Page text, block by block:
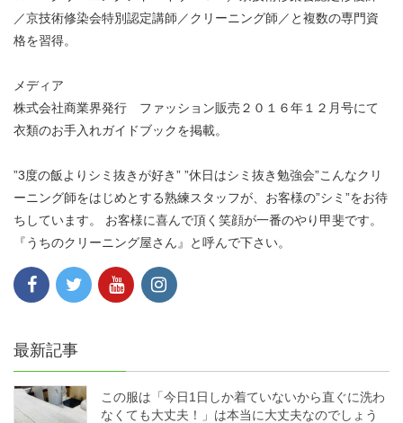
／京技術修染会特別認定講師／クリーニング師／と複数の専門資
格を習得。
メディア
株式会社商業界発行 ファッション販売２０１６年１２月号にて
衣類のお手入れガイドブックを掲載。
”3度の飯よりシミ抜きが好き” ”休日はシミ抜き勉強会”こんなクリ
ーニング師をはじめとする熟練スタッフが、お客様の”シミ”をお待
ちしています。 お客様に喜んで頂く笑顔が一番のやり甲斐です。
『うちのクリーニング屋さん』と呼んで下さい。
最新記事
この服は「今日1日しか着ていないから直ぐに洗わ
なくても大丈夫！」は本当に大丈夫なのでしょう